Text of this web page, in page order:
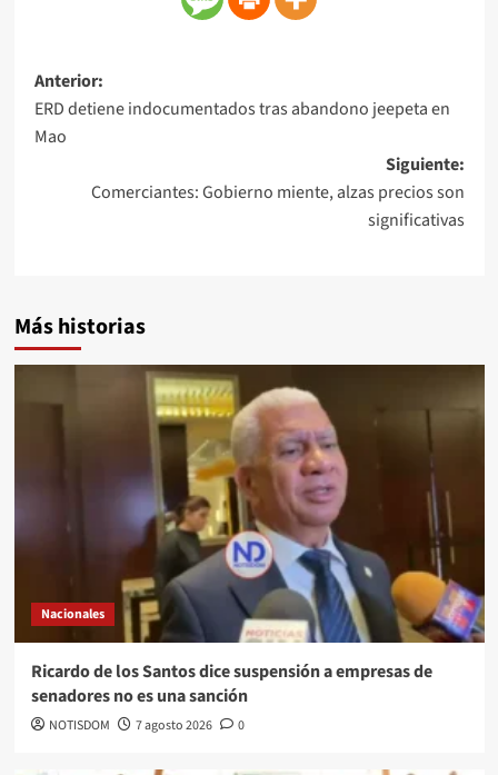
Anterior:
ERD detiene indocumentados tras abandono jeepeta en
Mao
Siguiente:
Comerciantes: Gobierno miente, alzas precios son
significativas
Más historias
Nacionales
Ricardo de los Santos dice suspensión a empresas de
senadores no es una sanción
NOTISDOM 7 agosto 2026 0